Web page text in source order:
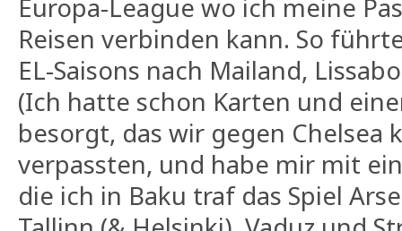
Europa-League wo ich meine
Reisen verbinden kann. So
EL-Saisons nach Mailand,
(Ich hatte schon Karten und
besorgt, das wir gegen
verpassten, und habe mir mit
die ich in Baku traf das Spiel